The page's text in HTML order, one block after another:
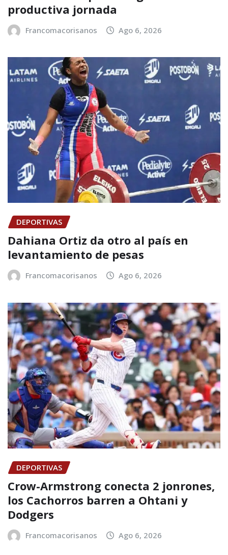
productiva jornada
Francomacorisanos Ago 6, 2026
DEPORTIVAS
Dahiana Ortiz da otro al país en
levantamiento de pesas
Francomacorisanos Ago 6, 2026
DEPORTIVAS
Crow-Armstrong conecta 2 jonrones,
los Cachorros barren a Ohtani y
Dodgers
Francomacorisanos Ago 6, 2026